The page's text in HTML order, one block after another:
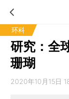
环科
研究：全
珊瑚
2020年10月15日